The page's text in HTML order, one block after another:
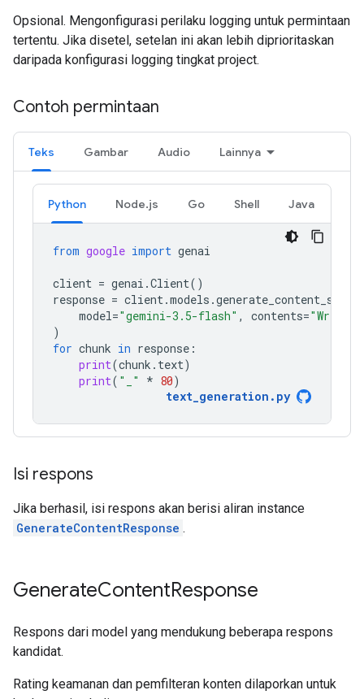
Opsional. Mengonfigurasi perilaku logging untuk permintaan
tertentu. Jika disetel, setelan ini akan lebih diprioritaskan
daripada konfigurasi logging tingkat project.
Contoh permintaan
Teks Gambar Audio Lainnya
Python Node.js Go Shell Java
from google import genai
client = genai .Client()
response = client.models .
model="gemini-3.5-flash" , contents="Write
)
for chunk in response :
print(chunk . text)
print( "_" * 80)
text_generation . py
Isi respons
Jika berhasil, isi respons akan berisi aliran instance
GenerateContentResponse .
GenerateContentResponse
Respons dari model yang mendukung beberapa respons
kandidat.
Rating keamanan dan pemfilteran konten dilaporkan untuk